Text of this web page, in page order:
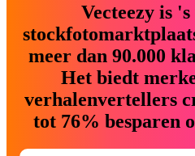
Vecteezy is
meer dan 90.000
Het biedt
verhalenvertellers
tot 76% besparen